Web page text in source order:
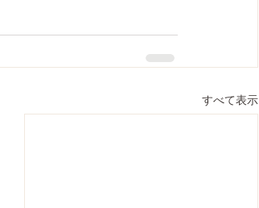
すべて表示